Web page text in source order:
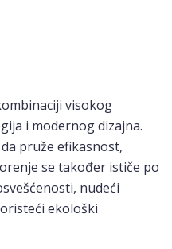
visokog
i modernog dizajna.
pruže efikasnost,
se također ističe po
nudeći
ekološki